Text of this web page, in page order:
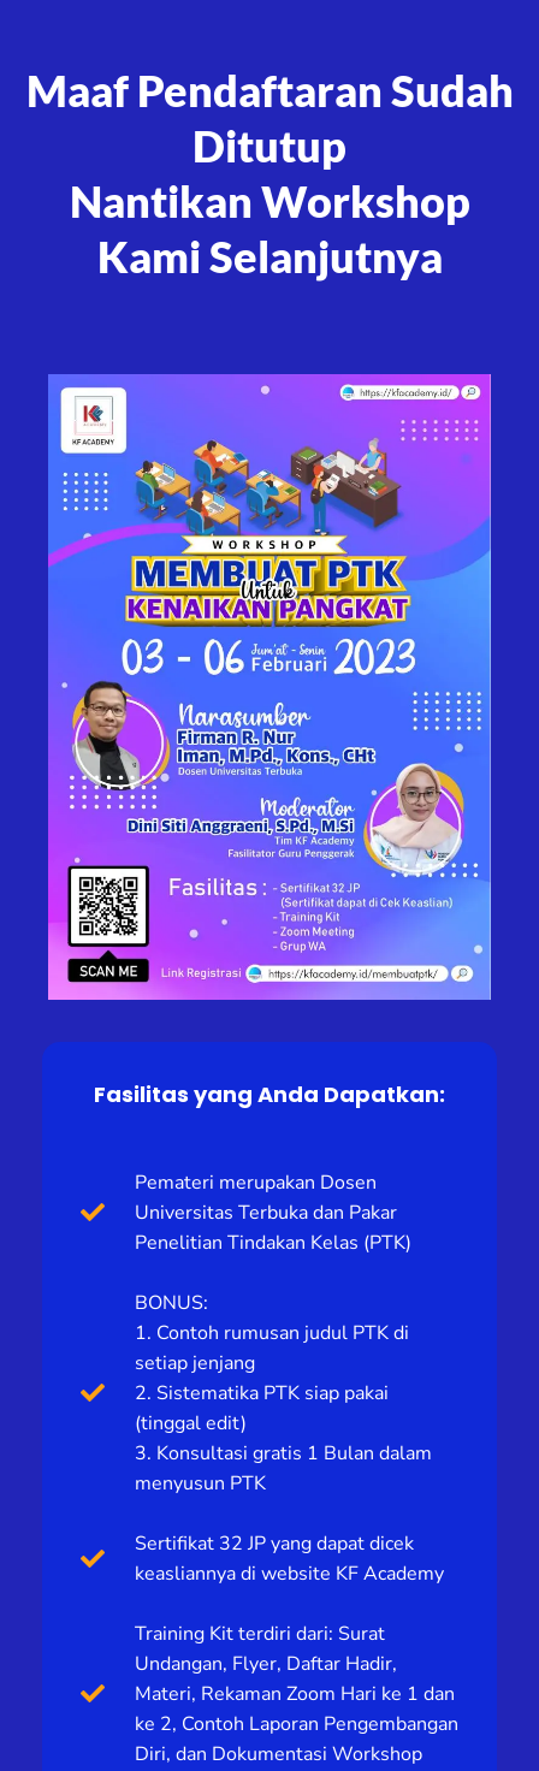
Maaf Pendaftaran Sudah
Ditutup
Nantikan Workshop
Kami Selanjutnya
Fasilitas yang Anda Dapatkan:
Pemateri merupakan Dosen
Universitas Terbuka dan Pakar
Penelitian Tindakan Kelas (PTK)
BONUS:
1. Contoh rumusan judul PTK di
setiap jenjang
2. Sistematika PTK siap pakai
(tinggal edit)
3. Konsultasi gratis 1 Bulan dalam
menyusun PTK
Sertifikat 32 JP yang dapat dicek
keasliannya di website KF Academy
Training Kit terdiri dari: Surat
Undangan, Flyer, Daftar Hadir,
Materi, Rekaman Zoom Hari ke 1 dan
ke 2, Contoh Laporan Pengembangan
Diri, dan Dokumentasi Workshop